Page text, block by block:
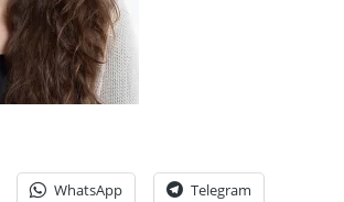
WhatsApp Telegram